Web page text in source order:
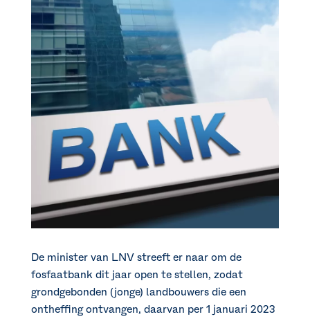
De minister van LNV streeft er naar om de
fosfaatbank dit jaar open te stellen, zodat
grondgebonden (jonge) landbouwers die een
ontheffing ontvangen, daarvan per 1 januari 2023